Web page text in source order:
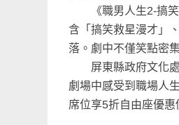
《職男人生2-搞笑
含「搞笑救星漫才」
落。劇中不僅笑點密
屏東縣政府文化處
劇場中感受到職場人
席位享5折自由座優